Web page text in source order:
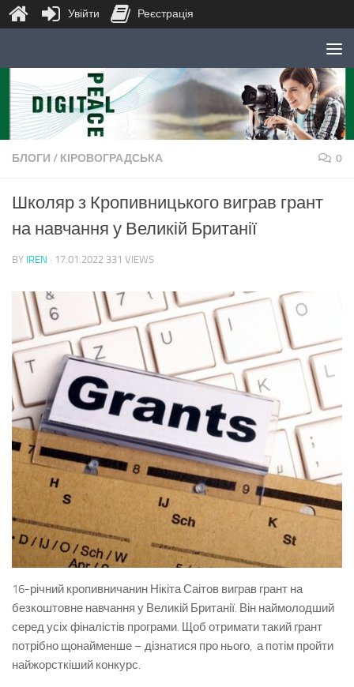
Skip to content
БЛОГИ / КІРОВОГРАДСЬКА 0
Школяр з Кропивницького виграв грант
на навчання у Великій Британії
BY IREN · 17.01.2022 331 VIEWS
16-річний кропивничанин Нікіта Саітов виграв грант на
безкоштовне навчання у Великій Британії. Він наймолодший
серед усіх фіналістів програми. Щоб отримати такий грант
потрібно щонайменше – дізнатися про нього, а потім пройти
найжорсткіший конкурс.
Увійти Реєстрація